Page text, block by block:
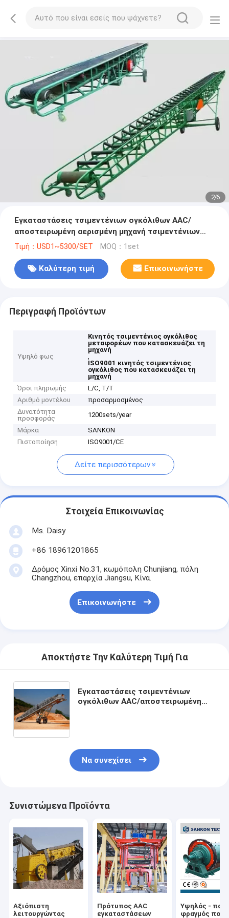
2/6
Εγκαταστάσεις τσιμεντένιων ογκόλιθων AAC/
αποστειρωμένη αερισμένη μηχανή τσιμεντένιων
ογκόλιθων - κινητός τσιμεντένιος ογκόλιθος
Τιμή：USD1~5300/SET MOQ：1set
Καλύτερη τιμή Επικοινωνήστε
Περιγραφή Προϊόντων
Υψηλό φως
Κινητός τσιμεντένιος ογκόλιθος
μεταφορέων που κατασκευάζει τη
μηχανή
,
ISO9001 κινητός τσιμεντένιος
ογκόλιθος που κατασκευάζει τη
μηχανή
Όροι πληρωμής
L/C, T/T
Αριθμό μοντέλου
προσαρμοσμένος
Δυνατότητα
προσφοράς
1200sets/year
Μάρκα
SANKON
Πιστοποίηση
ISO9001/CE
Δείτε περισσότερων
Στοιχεία Επικοινωνίας
Ms. Daisy
+86 18961201865
Δρόμος Xinxi No.31, κωμόπολη Chunjiang, πόλη
Changzhou, επαρχία Jiangsu, Κίνα.
Επικοινωνήστε
Αποκτήστε Την Καλύτερη Τιμή Για
Εγκαταστάσεις τσιμεντένιων
ογκόλιθων AAC/αποστειρωμένη
Να συνεχίσει
Συνιστώμενα Προϊόντα
Αξιόπιστη
λειτουργώντας
Πρότυπος AAC
εγκαταστάσεων
Υψηλός -
φραγμός που